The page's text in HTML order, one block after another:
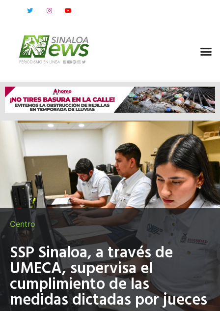
Centro
SSP Sinaloa, a través de
UMECA, supervisa el
cumplimiento de las
medidas dictadas por jueces